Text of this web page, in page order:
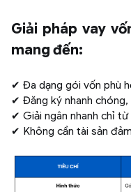
Giải pháp vay
mang đến:
✔ Đa dạng gói vốn phù
✔ Đăng ký nhanh chóng,
✔ Giải ngân nhanh chỉ từ
✔ Không cần tài sản